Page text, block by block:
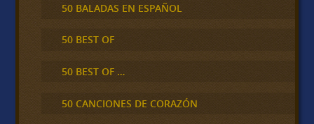
50 BALADAS EN ESPAÑOL
50 BEST OF
50 BEST OF …
50 CANCIONES DE CORAZÓN